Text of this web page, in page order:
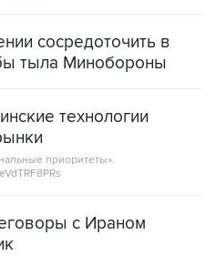
сосредоточить в
тыла Минобороны
технологии
приоритеты».
с Ираном